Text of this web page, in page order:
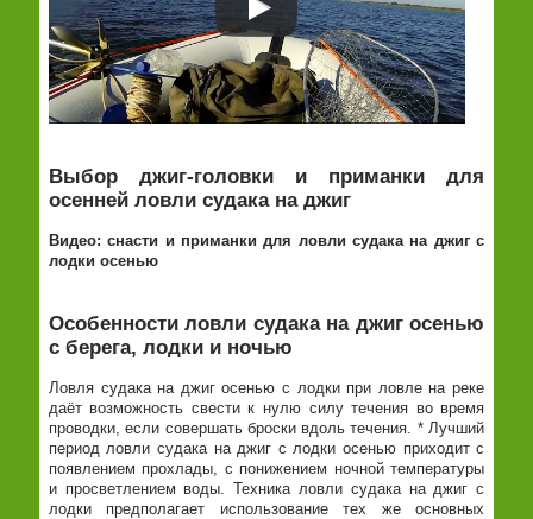
Выбор джиг-головки и приманки для
осенней ловли судака на джиг
Видео: снасти и приманки для ловли судака на джиг с
лодки осенью
Особенности ловли судака на джиг осенью
с берега, лодки и ночью
Ловля судака на джиг осенью с лодки при ловле на реке
даёт возможность свести к нулю силу течения во время
проводки, если совершать броски вдоль течения. * Лучший
период ловли судака на джиг с лодки осенью приходит с
появлением прохлады, с понижением ночной температуры
и просветлением воды. Техника ловли судака на джиг с
лодки предполагает использование тех же основных